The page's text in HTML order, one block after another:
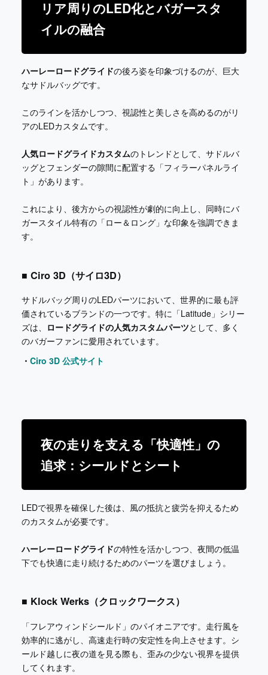
リア周りのLED化とバガースタ
イルの融合
ハーレーロードグライドの後ろ姿を印象づけるのが、巨大
なサドルバッグです。
このラインを活かしつつ、視認性と美しさを高めるのがリ
アのLEDカスタムです。
人気ロードグライドカスタムのトレンドとして、サドルバ
ッグとフェンダーの隙間に配置する「フィラーパネルライ
ト」があります。
これにより、後方からの視認性が劇的に向上し、同時にバ
ガースタイル特有の「ロー＆ロング」な印象を強調できま
す。
■ Ciro 3D（サイロ3D）
サドルバッグ周りのLEDパーツにおいて、世界的に最も評
価されているブランドの一つです。特に「Latitude」シリー
ズは、 ロードグライドの人気カスタムパーツとして、多く
のバガーファンに愛用されています。
・ Ciro 3D 公式サイト
夜の走りを支える「快適性」の
追求：シールドとシート
LEDで視界を確保した後は、風の抵抗と疲労を抑えるため
のカスタムが必要です。
ハーレーロードグライドの特性を活かしつつ、夜間の低温
下でも快適に走り続けるためのパーツを選びましょう。
■ Klock Werks（クロックワークス）
「フレアウィンドシールド」のパイオニアです。走行風を
効率的に逃がし、高速走行時の安定性を向上させます。シ
ールド越しに夜の道を見る際も、歪みの少ない視界を提供
してくれます。